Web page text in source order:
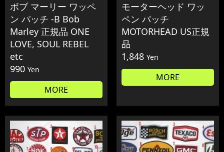
ボブ マーリー ワッペ
ン パッチ -B Bob
Marley 正規品 ONE
LOVE, SOUL REBEL
etc
990 Yen
MORE
モーターヘッド ワッ
ペン パッチ
MOTORHEAD US正規
品
1,848 Yen
MORE